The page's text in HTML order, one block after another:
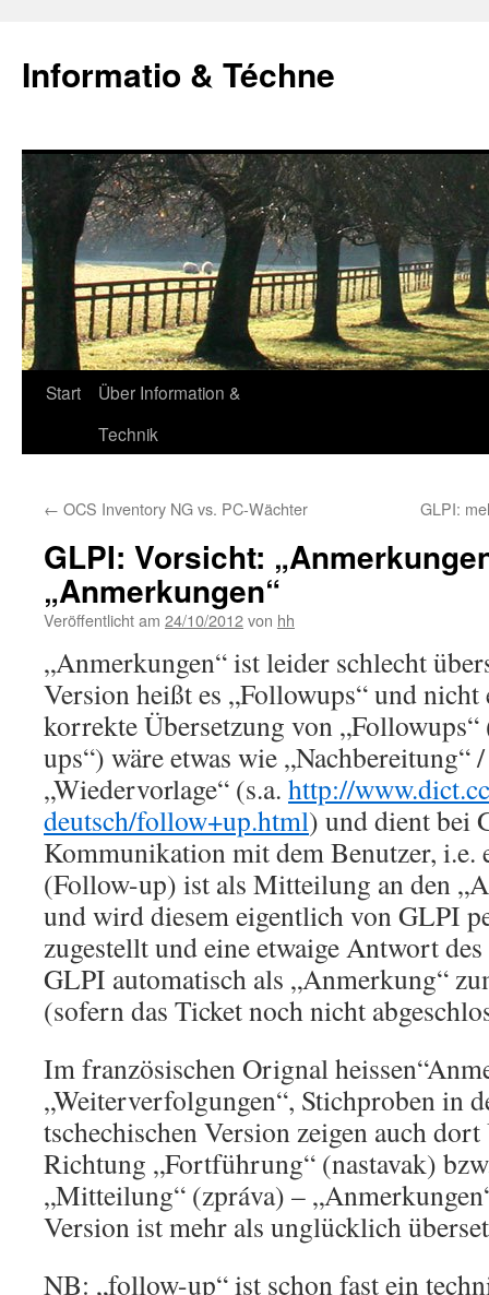
springen
Informatio & Téchne
Start
Über Information &
Technik
← OCS Inventory NG vs. PC-Wächter GLPI:
GLPI: Vorsicht:
„Anmerkungen“
Veröffentlicht am 24/10/2012von hh
„Anmerkungen“ ist leider schlecht
Version heißt es „Followups“ und nicht
korrekte Übersetzung von
ups“) wäre etwas wie „Nachbereitung“
„Wiedervorlage“ (s.a. http://
deutsch/follow+up.html) und dient bei
Kommunikation mit dem Benutzer, i.e.
(Follow-up) ist als Mitteilung an den
und wird diesem eigentlich von GLPI
zugestellt und eine etwaige Antwort
GLPI automatisch als „Anmerkung“
(sofern das Ticket noch nicht
Im französischen Orignal
„Weiterverfolgungen“, Stichproben in
tschechischen Version zeigen auch
Richtung „Fortführung“ (nastavak)
„Mitteilung“ (zpráva) –
Version ist mehr als unglücklich
NB: „follow-up“ ist schon fast ein